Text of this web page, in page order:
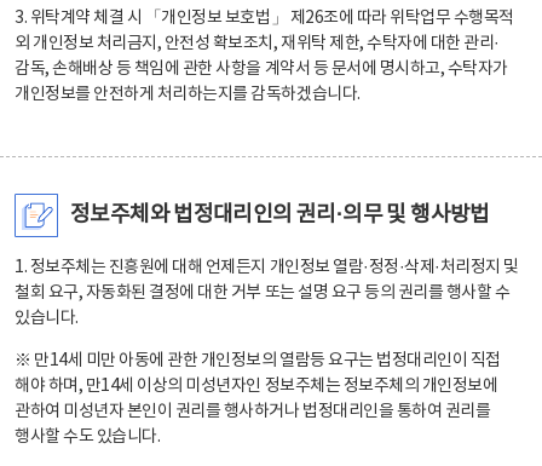
3. 위탁계약 체결 시 「개인정보 보호법」 제26조에 따라 위탁업무 수행목적
외 개인정보 처리금지, 안전성 확보조치, 재위탁 제한, 수탁자에 대한 관리·
감독, 손해배상 등 책임에 관한 사항을 계약서 등 문서에 명시하고, 수탁자가
개인정보를 안전하게 처리하는지를 감독하겠습니다.
정보주체와 법정대리인의 권리·의무 및 행사방법
1. 정보주체는 진흥원에 대해 언제든지 개인정보 열람·정정·삭제·처리정지 및
철회 요구, 자동화된 결정에 대한 거부 또는 설명 요구 등의 권리를 행사할 수
있습니다.
※ 만14세 미만 아동에 관한 개인정보의 열람등 요구는 법정대리인이 직접
해야 하며, 만14세 이상의 미성년자인 정보주체는 정보주체의 개인정보에
관하여 미성년자 본인이 권리를 행사하거나 법정대리인을 통하여 권리를
행사할 수도 있습니다.